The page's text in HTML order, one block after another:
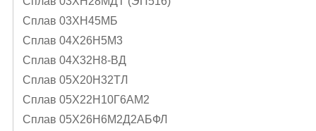
Сплав 03ХН45МБ
Сплав 04Х26Н5М3
Сплав 04Х32Н8-ВД
Сплав 05X20H32TЛ
Сплав 05Х22Н10Г6АМ2
Сплав 05Х26Н6М2Д2АБФЛ